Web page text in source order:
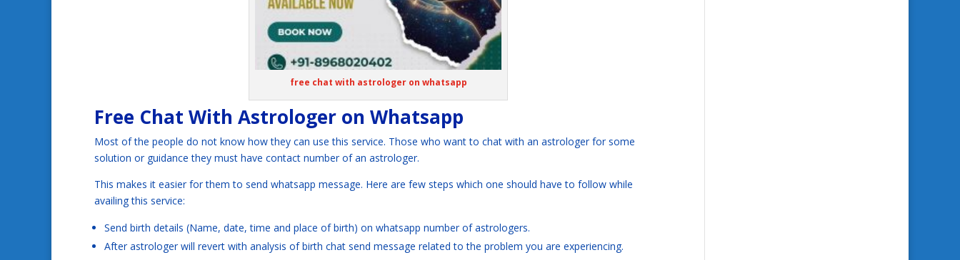
free chat with astrologer on whatsapp
Free Chat With Astrologer on Whatsapp
Most of the people do not know how they can use this service. Those who want to chat with an astrologer for some
solution or guidance they must have contact number of an astrologer.
This makes it easier for them to send whatsapp message. Here are few steps which one should have to follow while
availing this service:
Send birth details (Name, date, time and place of birth) on whatsapp number of astrologers.
After astrologer will revert with analysis of birth chat send message related to the problem you are experiencing.